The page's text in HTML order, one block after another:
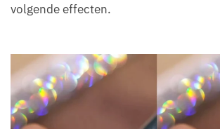
volgende effecten.